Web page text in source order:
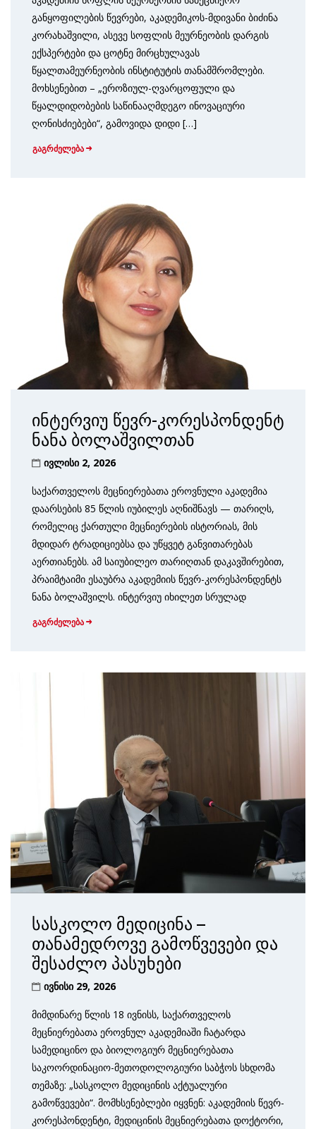
განყოფილების წევრები, აკადემიკოს-მდივანი ბიძინა
კორახაშვილი, ასევე სოფლის მეურნეობის დარგის
ექსპერტები და ცოტნე მირცხულავას
წყალთამეურნეობის ინსტიტუტის თანამშრომლები.
მოხსენებით – „ეროზიულ-ღვარცოფული და
წყალდიდობების საწინააღმდეგო ინოვაციური
ღონისძიებები“, გამოვიდა დიდი […]
გაგრძელება
ინტერვიუ წევრ-კორესპონდენტ
ნანა ბოლაშვილთან
ივლისი 2, 2026
საქართველოს მეცნიერებათა ეროვნული აკადემია
დაარსების 85 წლის იუბილეს აღნიშნავს — თარიღს,
რომელიც ქართული მეცნიერების ისტორიას, მის
მდიდარ ტრადიციებსა და უწყვეტ განვითარებას
აერთიანებს. ამ საიუბილეო თარიღთან დაკავშირებით,
პრაიმტაიმი ესაუბრა აკადემიის წევრ-კორესპონდენტს
ნანა ბოლაშვილს. ინტერვიუ იხილეთ სრულად
გაგრძელება
სასკოლო მედიცინა –
თანამედროვე გამოწვევები და
შესაძლო პასუხები
ივნისი 29, 2026
მიმდინარე წლის 18 ივნისს, საქართველოს
მეცნიერებათა ეროვნულ აკადემიაში ჩატარდა
სამედიცინო და ბიოლოგიურ მეცნიერებათა
საკოორდინაციო-მეთოდოლოგიური საბჭოს სხდომა
თემაზე: „სასკოლო მედიცინის აქტუალური
გამოწვევები“. მომხსენებლები იყვნენ: აკადემიის წევრ-
კორესპონდენტი, მედიცინის მეცნიერებათა დოქტორი,